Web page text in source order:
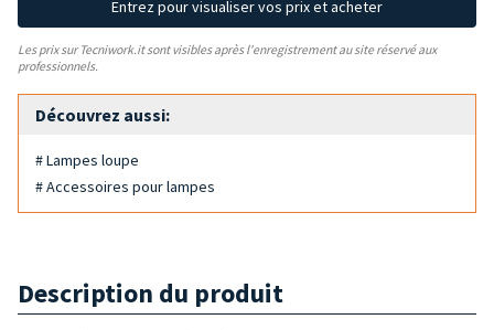
Entrez pour visualiser vos prix et acheter
Les prix sur Tecniwork.it sont visibles après l'enregistrement au site réservé aux
professionnels.
Découvrez aussi:
# Lampes loupe
# Accessoires pour lampes
Description du produit